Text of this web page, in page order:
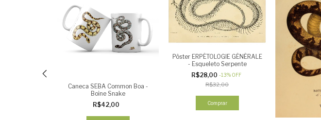
Caneca SEBA Common Boa -
Boine Snake
R$42,00
Pôster ERPÉTOLOGIE GÉNÉRALE
- Esqueleto Serpente
R$28,00 -13% OFF
R$32,00
Comprar